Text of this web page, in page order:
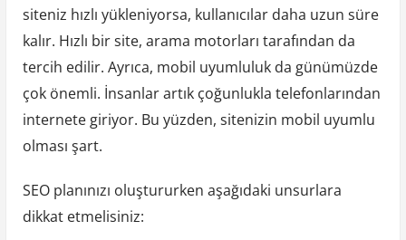
siteniz hızlı yükleniyorsa, kullanıcılar daha uzun süre
kalır. Hızlı bir site, arama motorları tarafından da
tercih edilir. Ayrıca, mobil uyumluluk da günümüzde
çok önemli. İnsanlar artık çoğunlukla telefonlarından
internete giriyor. Bu yüzden, sitenizin mobil uyumlu
olması şart.
SEO planınızı oluştururken aşağıdaki unsurlara
dikkat etmelisiniz: